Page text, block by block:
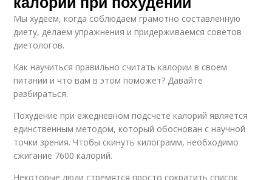
Мы худеем, когда соблюдаем грамотно составленную
диету, делаем упражнения и придерживаемся советов
диетологов.
Как научиться правильно считать калории в своем
питании и что вам в этом поможет? Давайте
разбираться.
Похудение при ежедневном подсчете калорий является
единственным методом, который обоснован с научной
точки зрения. Чтобы скинуть килограмм, необходимо
сжигание 7600 калорий.
Некоторые люди стремятся просто сократить список